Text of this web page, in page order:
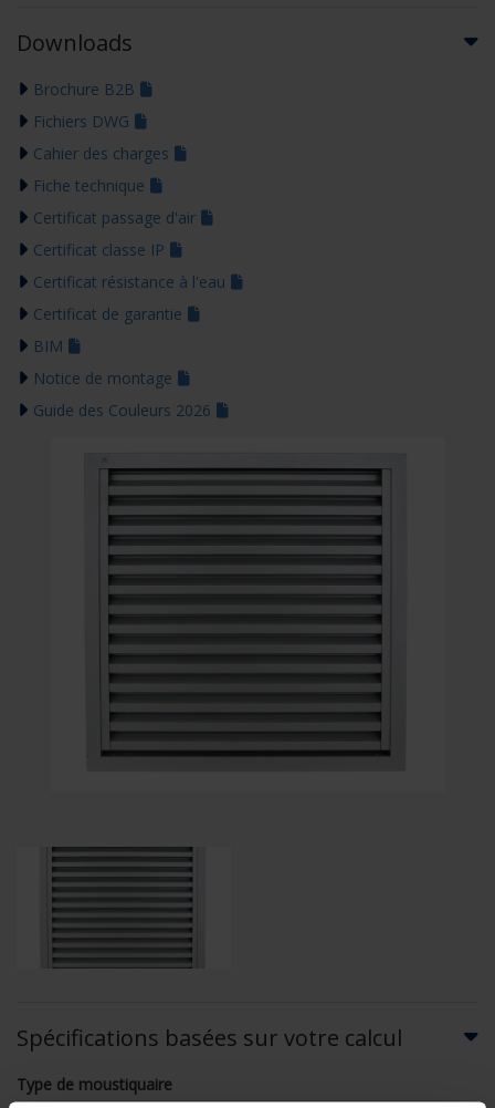
Downloads
Brochure B2B
Fichiers DWG
Cahier des charges
Fiche technique
Certificat passage d'air
Certificat classe IP
Certificat résistance à l'eau
Certificat de garantie
BIM
Notice de montage
Guide des Couleurs 2026
Spécifications basées sur votre calcul
Type de moustiquaire